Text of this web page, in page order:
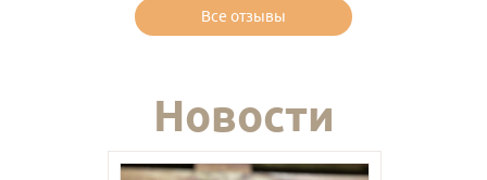
Все отзывы
Новости